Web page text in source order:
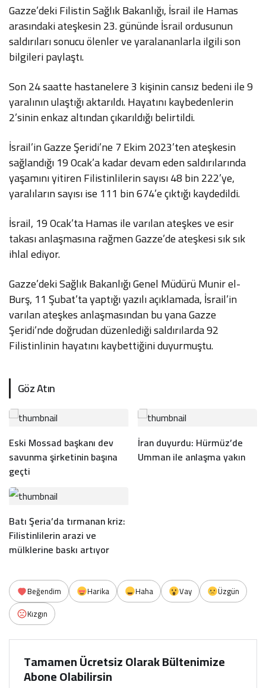
Gazze’deki Filistin Sağlık Bakanlığı, İsrail ile Hamas
arasındaki ateşkesin 23. gününde İsrail ordusunun
saldırıları sonucu ölenler ve yaralananlarla ilgili son
bilgileri paylaştı.
Son 24 saatte hastanelere 3 kişinin cansız bedeni ile 9
yaralının ulaştığı aktarıldı. Hayatını kaybedenlerin
2’sinin enkaz altından çıkarıldığı belirtildi.
İsrail’in Gazze Şeridi’ne 7 Ekim 2023’ten ateşkesin
sağlandığı 19 Ocak’a kadar devam eden saldırılarında
yaşamını yitiren Filistinlilerin sayısı 48 bin 222’ye,
yaralıların sayısı ise 111 bin 674’e çıktığı kaydedildi.
İsrail, 19 Ocak’ta Hamas ile varılan ateşkes ve esir
takası anlaşmasına rağmen Gazze’de ateşkesi sık sık
ihlal ediyor.
Gazze’deki Sağlık Bakanlığı Genel Müdürü Munir el-
Burş, 11 Şubat’ta yaptığı yazılı açıklamada, İsrail’in
varılan ateşkes anlaşmasından bu yana Gazze
Şeridi’nde doğrudan düzenlediği saldırılarda 92
Filistinlinin hayatını kaybettiğini duyurmuştu.
Göz Atın
Eski Mossad başkanı dev
savunma şirketinin başına
geçti
İran duyurdu: Hürmüz’de
Umman ile anlaşma yakın
Batı Şeria’da tırmanan kriz:
Filistinlilerin arazi ve
mülklerine baskı artıyor
Beğendim Harika Haha Vay
Üzgün
Kızgın
Tamamen Ücretsiz Olarak Bültenimize
Abone Olabilirsin